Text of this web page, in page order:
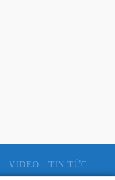
VIDEO
TIN TỨC